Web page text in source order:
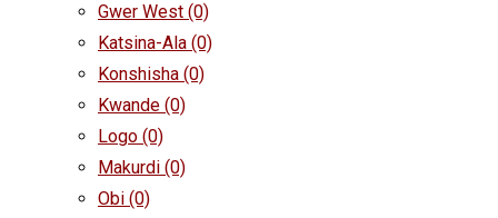
Gwer West (0)
Katsina-Ala (0)
Konshisha (0)
Kwande (0)
Logo (0)
Makurdi (0)
Obi (0)